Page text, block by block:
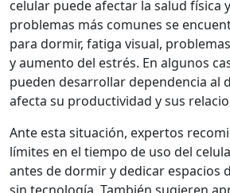
celular puede afectar la salud física
problemas más comunes se
para dormir, fatiga visual,
y aumento del estrés. En algunos
pueden desarrollar dependencia al
afecta su productividad y sus
Ante esta situación, expertos
límites en el tiempo de uso del
antes de dormir y dedicar espacios